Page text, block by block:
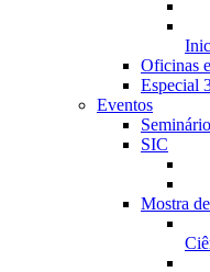
Oficinas
Especial
Eventos
SIC
Mostra